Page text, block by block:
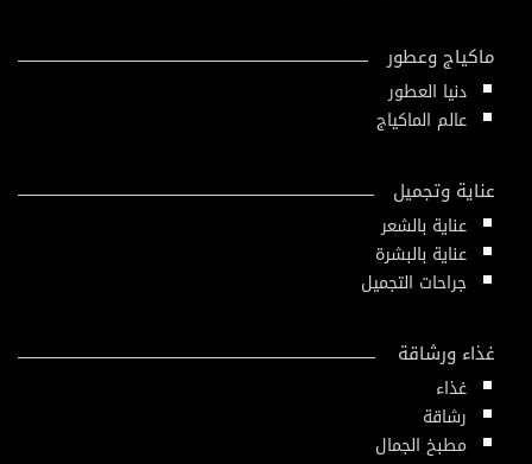
ماكياج وعطور
دنيا العطور
عالم الماكياج
عناية وتجميل
عناية بالشعر
عناية بالبشرة
جراحات التجميل
غذاء ورشاقة
غذاء
رشاقة
مطبخ الجمال